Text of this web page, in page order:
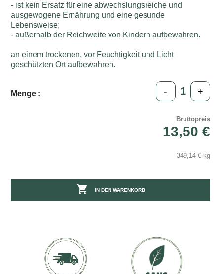
- ist kein Ersatz für eine abwechslungsreiche und
ausgewogene Ernährung und eine gesunde
Lebensweise;
- außerhalb der Reichweite von Kindern aufbewahren.
an einem trockenen, vor Feuchtigkeit und Licht
geschützten Ort aufbewahren.
Menge : - +
Bruttopreis
13,50 €
349,14 € kg
 IN DEN WARENKORB